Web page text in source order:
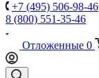
+7 (495) 506-98-46
8 (800) 551-35-46
Отложенные 0